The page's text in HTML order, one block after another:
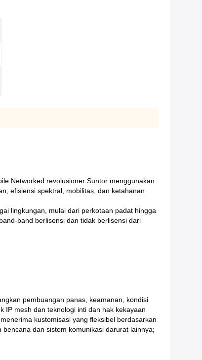
Networked revolusioner Suntor menggunakan
efisiensi spektral, mobilitas, dan ketahanan
lingkungan, mulai dari perkotaan padat hingga
band berlisensi dan tidak berlisensi dari
pembuangan panas, keamanan, kondisi
IP mesh dan teknologi inti dan hak kekayaan
kustomisasi yang fleksibel berdasarkan
dan sistem komunikasi darurat lainnya;